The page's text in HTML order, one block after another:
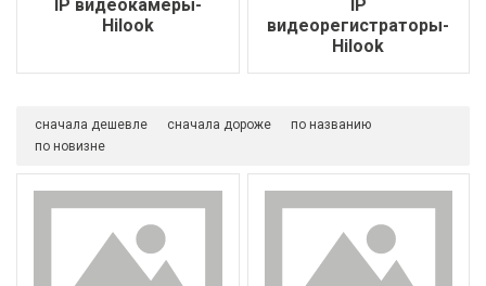
IP видеокамеры-
Hilook
IP
видеорегистраторы-
Hilook
сначала дешевле сначала дороже
по названию
по новизне